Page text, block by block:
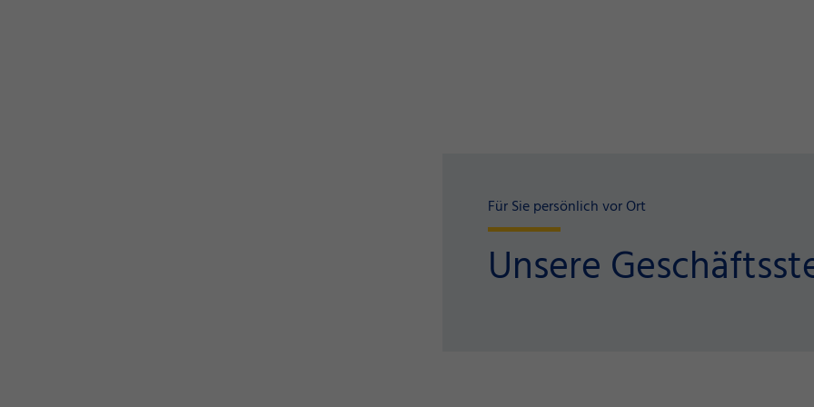
Für Sie persönlich vor Ort
Unsere